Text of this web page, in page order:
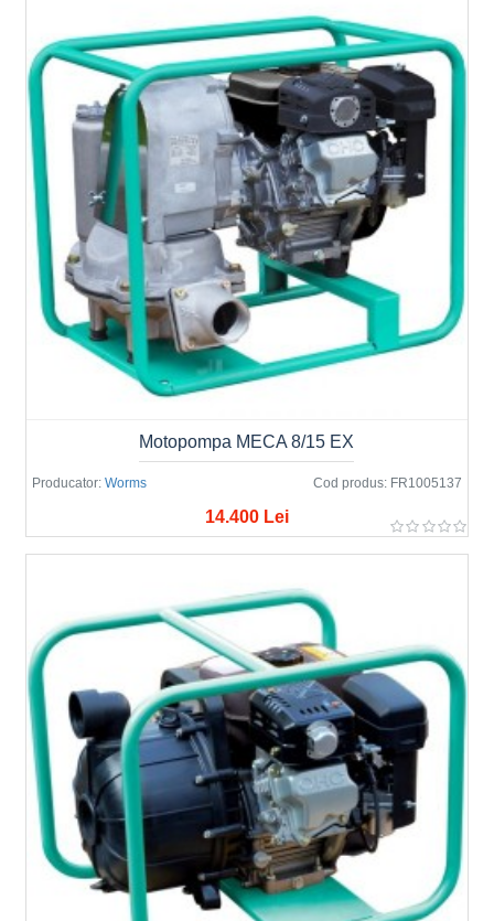
Producator: Worms Cod produs: FR1005137
Motopompa MECA 8/15 EX
14.400 Lei